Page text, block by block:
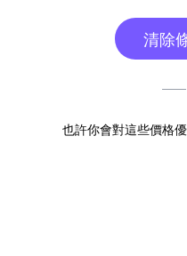
清除
也許你會對這些價格